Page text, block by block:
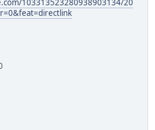
103313523280938903134/20